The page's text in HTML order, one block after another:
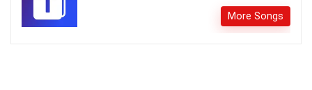
More Songs